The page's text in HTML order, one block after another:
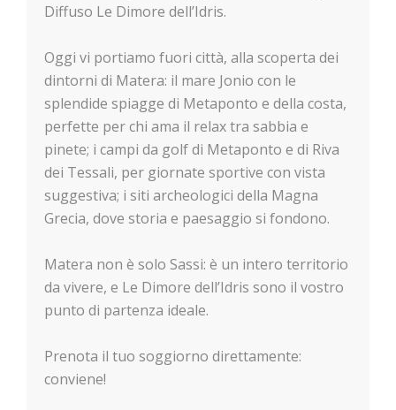
Diffuso Le Dimore dell’Idris.
Oggi vi portiamo fuori città, alla scoperta dei
dintorni di Matera: il mare Jonio con le
splendide spiagge di Metaponto e della costa,
perfette per chi ama il relax tra sabbia e
pinete; i campi da golf di Metaponto e di Riva
dei Tessali, per giornate sportive con vista
suggestiva; i siti archeologici della Magna
Grecia, dove storia e paesaggio si fondono.
Matera non è solo Sassi: è un intero territorio
da vivere, e Le Dimore dell’Idris sono il vostro
punto di partenza ideale.
Prenota il tuo soggiorno direttamente:
conviene!